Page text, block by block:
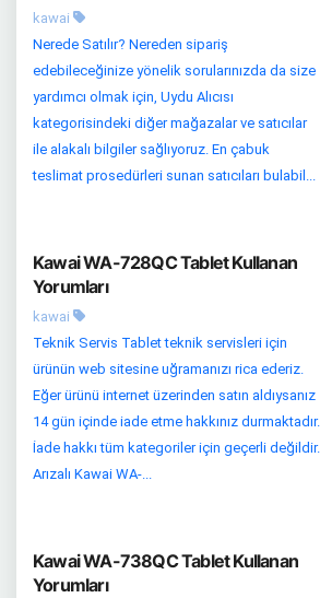
kawai
Nerede Satılır? Nereden sipariş
edebileceğinize yönelik sorularınızda da size
yardımcı olmak için, Uydu Alıcısı
kategorisindeki diğer mağazalar ve satıcılar
ile alakalı bilgiler sağlıyoruz. En çabuk
teslimat prosedürleri sunan satıcıları bulabil...
Kawai WA-728QC Tablet Kullanan
Yorumları
kawai
Teknik Servis Tablet teknik servisleri için
ürünün web sitesine uğramanızı rica ederiz.
Eğer ürünü internet üzerinden satın aldıysanız
14 gün içinde iade etme hakkınız durmaktadır.
İade hakkı tüm kategoriler için geçerli değildir.
Arızalı Kawai WA-...
Kawai WA-738QC Tablet Kullanan
Yorumları